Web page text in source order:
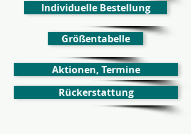
Individuelle Bestellung
Größentabelle
Aktionen, Termine
Rückerstattung